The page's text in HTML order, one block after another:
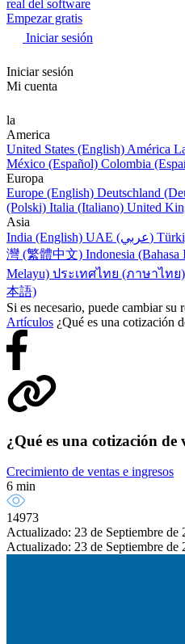
real del software
Empezar gratis
Iniciar sesión
Iniciar sesión
Mi cuenta
la
America
United States (English) América
México (Español) Colombia
Europa
Europe (English) Deutschland
(Polski) Italia (Italiano) United
Asia
India (English)
UAE (عربي)
灣 (繁體中文) Indonesia (Bahasa
Melayu) ประเทศไทย (ภาษาไทย)
本語)
Si es necesario, puede cambiar su
Artículos ¿Qué es una cotización
¿Qué es una cotización
Crecimiento de ventas e ingresos
6 min
14973
Actualizado: 23 de Septiembre de
Actualizado: 23 de Septiembre de